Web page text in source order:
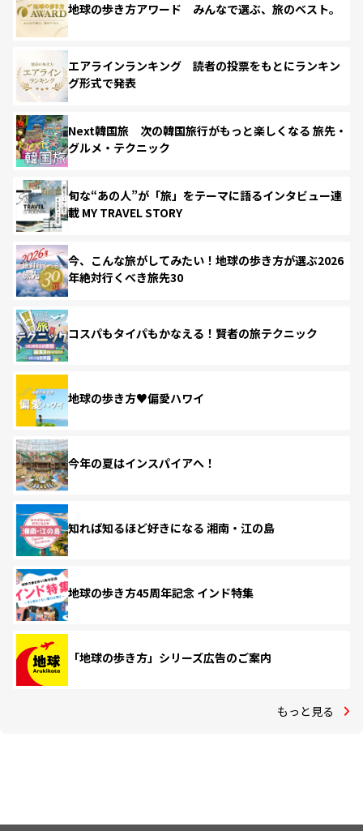
地球の歩き方アワード みんなで選ぶ、旅のベスト。
エアラインランキング 読者の投票をもとにランキン
グ形式で発表
Next韓国旅 次の韓国旅行がもっと楽しくなる 旅先・
グルメ・テクニック
旬な“あの人”が「旅」をテーマに語るインタビュー連
載 MY TRAVEL STORY
今、こんな旅がしてみたい！地球の歩き方が選ぶ2026
年絶対行くべき旅先30
コスパもタイパもかなえる！賢者の旅テクニック
地球の歩き方♥偏愛ハワイ
今年の夏はインスパイアへ！
知れば知るほど好きになる 湘南・江の島
地球の歩き方45周年記念 インド特集
「地球の歩き方」シリーズ広告のご案内
もっと見る